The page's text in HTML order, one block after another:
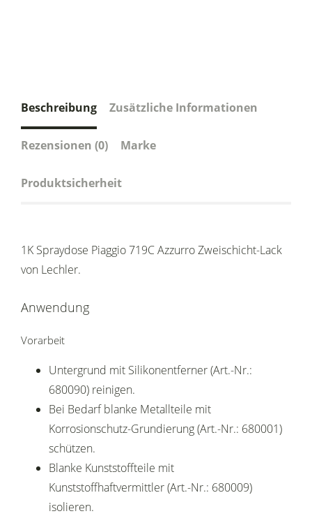
Beschreibung Zusätzliche Informationen
Rezensionen (0) Marke
Produktsicherheit
1K Spraydose Piaggio 719C Azzurro Zweischicht-Lack
von Lechler.
Anwendung
Vorarbeit
Untergrund mit Silikonentferner (Art.-Nr.:
680090) reinigen.
Bei Bedarf blanke Metallteile mit
Korrosionschutz-Grundierung (Art.-Nr.: 680001)
schützen.
Blanke Kunststoffteile mit
Kunststoffhaftvermittler (Art.-Nr.: 680009)
isolieren.